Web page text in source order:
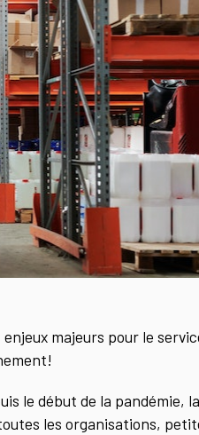
majeurs pour le
le début de la pandémie,
les organisations,